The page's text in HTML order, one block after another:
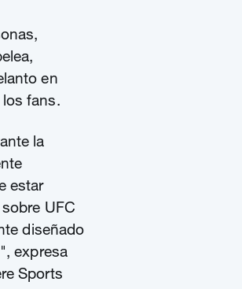
en
fans.
la
estar
UFC
diseñado
expresa
Sports